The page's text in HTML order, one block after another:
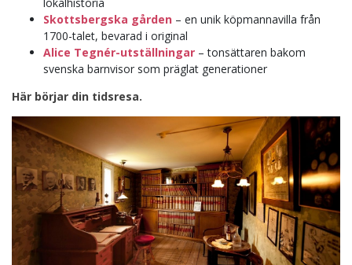
Skottsbergska gården – en unik köpmannavilla från
1700-talet, bevarad i original
Alice Tegnér-utställningar – tonsättaren bakom
svenska barnvisor som präglat generationer
Här börjar din tidsresa.